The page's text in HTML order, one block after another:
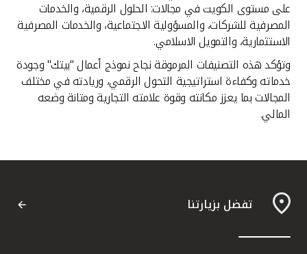
على مستوى الكويت في مجالات: الحلول الرقمية، والخدمات
المصرفية للشركات، والمسؤولية الاجتماعية، والخدمات المصرفية
الاستثمارية، والتمويل الاسلامي.
وتؤكد هذه التصنيفات المرموقة نجاح نموذج أعمال "بيتك" وجودة
خدماته وكفاءة استراتيجية التحول الرقمي، وريادته في مختلف
المجالات بما يعزز مكانته وقوة علامته التجارية ومتانة وضعه
المالي.
تفضل بزيارتنا